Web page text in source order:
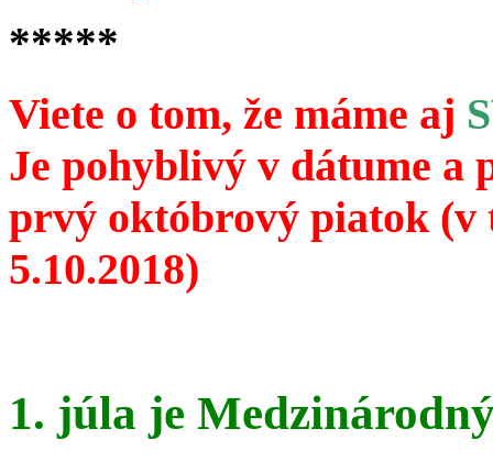
*****
Viete o tom, že máme aj
Je pohyblivý v dátume a
prvý októbrový piatok
5.10.2018)
1. júla je